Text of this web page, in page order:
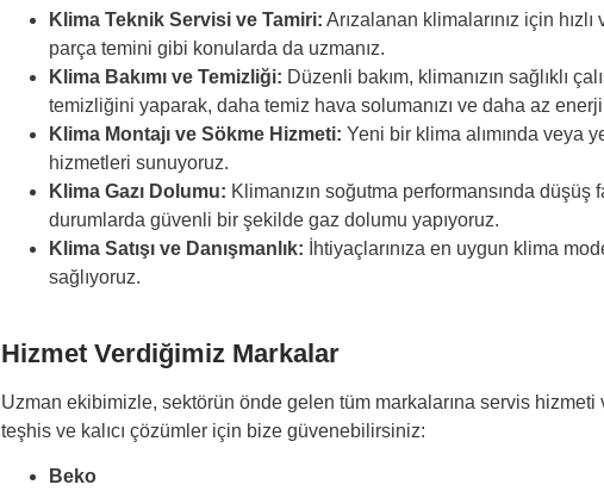
Klima Teknik Servisi ve Tamiri: Arızalanan klimalarınız için
parça temini gibi konularda da uzmanız.
Klima Bakımı ve Temizliği: Düzenli bakım, klimanızın sağlıklı
temizliğini yaparak, daha temiz hava solumanızı ve daha az
Klima Montajı ve Sökme Hizmeti: Yeni bir klima alımında veya
hizmetleri sunuyoruz.
Klima Gazı Dolumu: Klimanızın soğutma performansında
durumlarda güvenli bir şekilde gaz dolumu yapıyoruz.
Klima Satışı ve Danışmanlık: İhtiyaçlarınıza en uygun klima
sağlıyoruz.
Hizmet Verdiğimiz Markalar
Uzman ekibimizle, sektörün önde gelen tüm markalarına servis hizmeti
teşhis ve kalıcı çözümler için bize güvenebilirsiniz:
Beko